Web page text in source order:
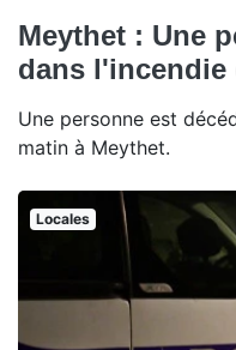
Meythet : Une
dans l'incendie
Une personne est
matin à Meythet.
Locales